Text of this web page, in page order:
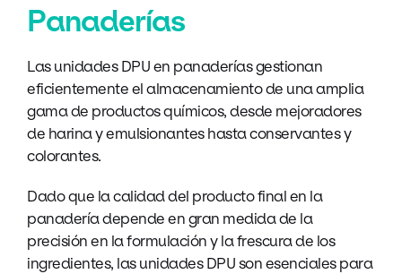
Panaderías
Las unidades DPU en panaderías gestionan
eficientemente el almacenamiento de una amplia
gama de productos químicos, desde mejoradores
de harina y emulsionantes hasta conservantes y
colorantes.
Dado que la calidad del producto final en la
panadería depende en gran medida de la
precisión en la formulación y la frescura de los
ingredientes, las unidades DPU son esenciales para